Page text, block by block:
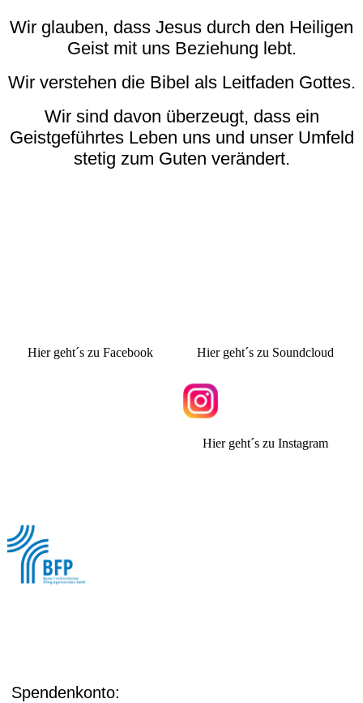
Wir glauben, dass Jesus durch den Heiligen
Geist mit uns Beziehung lebt.
Wir verstehen die Bibel als Leitfaden Gottes.
Wir sind davon überzeugt, dass ein
Geistgeführtes Leben uns und unser Umfeld
stetig zum Guten verändert.
Hier geht´s zu Facebook Hier geht´s zu Soundcloud
Hier geht´s zu Instagram
Spendenkonto: